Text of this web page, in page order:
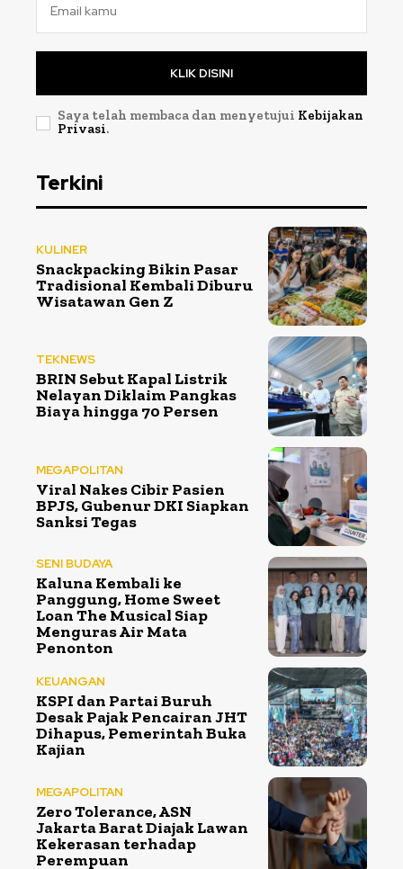
KLIK DISINI
Saya telah membaca dan menyetujui Kebijakan
Privasi.
Terkini
KULINER
Snackpacking Bikin Pasar
Tradisional Kembali Diburu
Wisatawan Gen Z
TEKNEWS
BRIN Sebut Kapal Listrik
Nelayan Diklaim Pangkas
Biaya hingga 70 Persen
MEGAPOLITAN
Viral Nakes Cibir Pasien
BPJS, Gubenur DKI Siapkan
Sanksi Tegas
SENI BUDAYA
Kaluna Kembali ke
Panggung, Home Sweet
Loan The Musical Siap
Menguras Air Mata
Penonton
KEUANGAN
KSPI dan Partai Buruh
Desak Pajak Pencairan JHT
Dihapus, Pemerintah Buka
Kajian
MEGAPOLITAN
Zero Tolerance, ASN
Jakarta Barat Diajak Lawan
Kekerasan terhadap
Perempuan